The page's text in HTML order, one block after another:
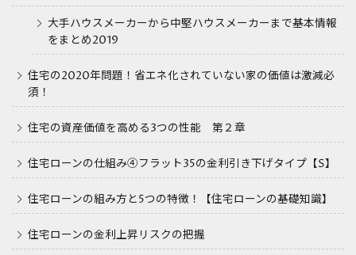
大手ハウスメーカーから中堅ハウスメーカーまで基本情報
をまとめ2019
住宅の2020年問題！省エネ化されていない家の価値は激減必
須！
住宅の資産価値を高める3つの性能 第２章
住宅ローンの仕組み④フラット35の金利引き下げタイプ【S】
住宅ローンの組み方と5つの特徴！【住宅ローンの基礎知識】
住宅ローンの金利上昇リスクの把握